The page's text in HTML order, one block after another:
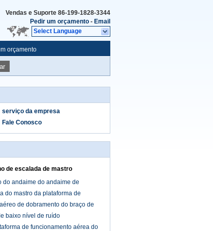
Vendas e Suporte 86-199-1828-3344
Pedir um orçamento - Email
Select Language
orçamento
serviço da empresa
Fale Conosco
de escalada de mastro
do andaime do andaime de
do mastro da plataforma de
de dobramento do braço de
baixo nível de ruído
de funcionamento aérea do